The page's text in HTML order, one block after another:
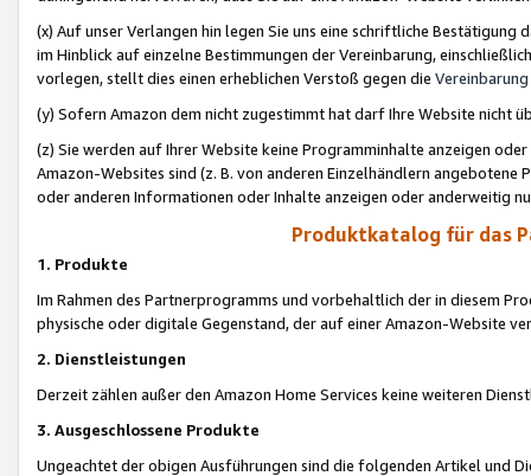
(x) Auf unser Verlangen hin legen Sie uns eine schriftliche
im Hinblick auf einzelne Bestimmungen der Vereinbarung,
vorlegen, stellt dies einen erheblichen Verstoß gegen die Vereinbarung
(y) Sofern Amazon dem nicht zugestimmt hat darf Ihre Website nicht
(z) Sie werden auf Ihrer Website keine Programminhalte anzeigen
Amazon-Websites sind (z. B. von anderen Einzelhändlern
oder anderen Informationen oder Inhalte anzeigen oder anderweitig
Produktkatalog für das
1. Produkte
Im Rahmen des Partnerprogramms und vorbehaltlich der in diesem
physische oder digitale Gegenstand, der auf einer Amazon-Website
2. Dienstleistungen
Derzeit zählen außer den Amazon Home Services keine weiteren
3. Ausgeschlossene Produkte
Ungeachtet der obigen Ausführungen sind die folgenden Artikel und